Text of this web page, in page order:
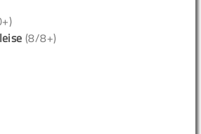
(8/8+)